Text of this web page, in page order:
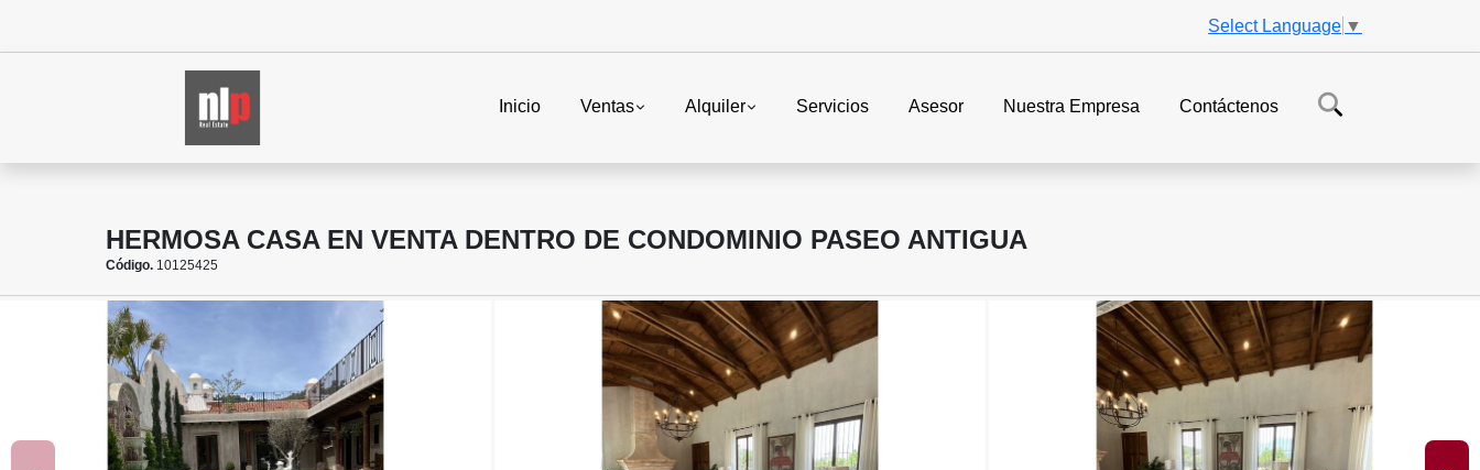
Select Language ▼
Inicio Ventas Alquiler Servicios Asesor Nuestra Empresa Contáctenos
HERMOSA CASA EN VENTA DENTRO DE CONDOMINIO PASEO ANTIGUA
Código. 10125425